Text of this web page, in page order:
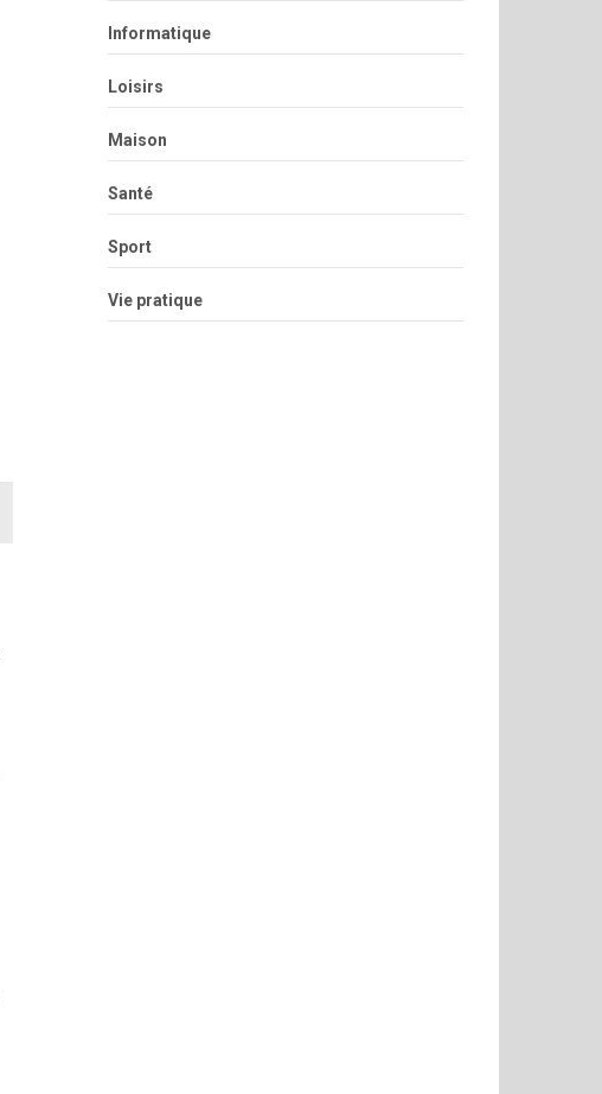
Informatique
Loisirs
Maison
Santé
Sport
Vie pratique